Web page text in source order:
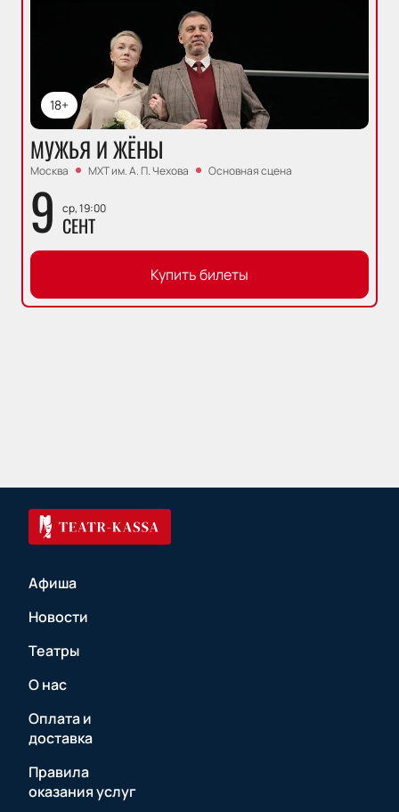
18+
МУЖЬЯ И ЖЁНЫ
Москва МХТ им. А. П. Чехова Основная сцена
9 ср, 19:00
СЕНТ
Купить билеты
Афиша
Новости
Театры
О нас
Оплата и
доставка
Правила
оказания услуг